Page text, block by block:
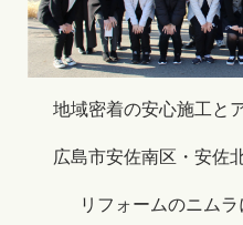
地域密着の安心施工と
広島市安佐南区・安佐
リフォームのニム